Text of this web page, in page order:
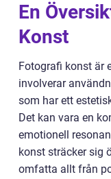
En
Konst
Fotografi konst är
involverar
som har ett
Det kan vara en
emotionell
konst sträcker sig
omfatta allt från